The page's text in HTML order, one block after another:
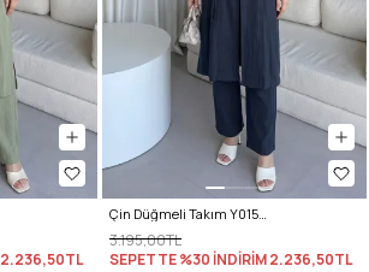
2.236,50TL
Çin Düğmeli Takım Y0157 - LACİVERT
3.195,00TL
SEPETTE %30 İNDİRİM2.236,50TL